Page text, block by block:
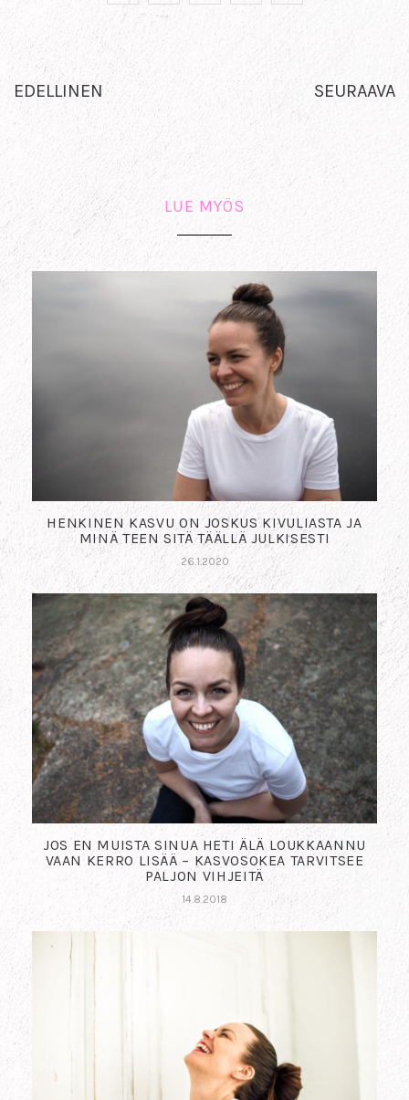
EDELLINEN SEURAAVA
LUE MYÖS
HENKINEN KASVU ON JOSKUS KIVULIASTA JA
MINÄ TEEN SITÄ TÄÄLLÄ JULKISESTI
26.1.2020
JOS EN MUISTA SINUA HETI ÄLÄ LOUKKAANNU
VAAN KERRO LISÄÄ – KASVOSOKEA TARVITSEE
PALJON VIHJEITÄ
14.8.2018